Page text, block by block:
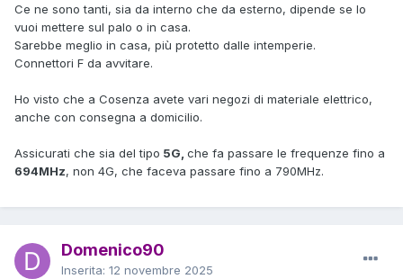
Ce ne sono tanti, sia da interno che da esterno, dipende se lo
vuoi mettere sul palo o in casa.
Sarebbe meglio in casa, più protetto dalle intemperie.
Connettori F da avvitare.
Ho visto che a Cosenza avete vari negozi di materiale elettrico,
anche con consegna a domicilio.
Assicurati che sia del tipo 5G, che fa passare le frequenze fino a
694MHz, non 4G, che faceva passare fino a 790MHz.
Domenico90
Inserita: 12 novembre 2025